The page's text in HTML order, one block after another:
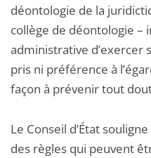
déontologie de la
collège de déontologie –
administrative d’exercer
pris ni préférence à
façon à prévenir tout
Le Conseil d’État
des règles qui peuvent